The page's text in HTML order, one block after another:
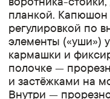
планкой.
регулировкой по
элементы («уши»)
кармашки и
полочке —
и застёжками на
Внутри —